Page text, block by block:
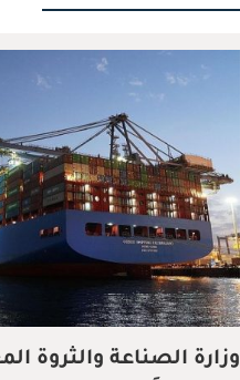
وزارة الصناعة والثروة